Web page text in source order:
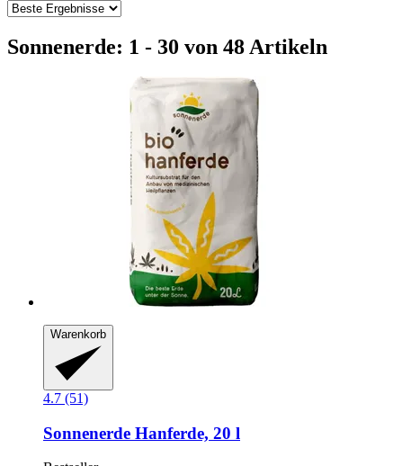
Sonnenerde: 1 - 30 von 48 Artikeln
Warenkorb
4.7 (51)
Sonnenerde Hanferde, 20 l